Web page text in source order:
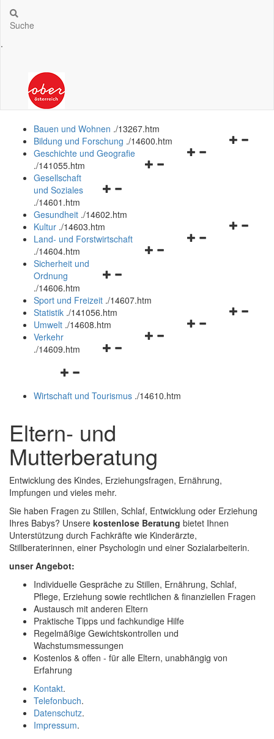
Suche
.
Bauen und Wohnen ./13267.htm
Navigationsmenü
Bildung und Forschung ./14600.htm
Navigationsmenü
Geschichte und Geografie
./141055.htm
Navigationsmenü
und
schließen
Gesellschaft
und Soziales
./14601.htm
Gesundheit ./14602.htm
Navigationsmenü
Kultur ./14603.htm
Navigationsmenü
Land- und Forstwirtschaft
./14604.htm
Navigationsmenü
und
schließen
Sicherheit und
Ordnung
./14606.htm
Sport und Freizeit ./14607.htm
Navigationsmenü
Statistik ./141056.htm
Navigationsmenü
Umwelt ./14608.htm
Navigationsmenü
Verkehr
./14609.htm
Navigationsmenü
und
Wirtschaft und Tourismus ./14610.htm
Eltern- und
Mutterberatung
Entwicklung des Kindes, Erziehungsfragen, Ernährung,
Impfungen und vieles mehr.
Sie haben Fragen zu Stillen, Schlaf, Entwicklung oder Erziehung
Ihres Babys? Unsere kostenlose Beratung bietet Ihnen
Unterstützung durch Fachkräfte wie Kinderärzte,
Stillberaterinnen, einer Psychologin und einer Sozialarbeiterin.
unser Angebot:
Individuelle Gespräche zu Stillen, Ernährung, Schlaf,
Pflege, Erziehung sowie rechtlichen & finanziellen Fragen
Austausch mit anderen Eltern
Praktische Tipps und fachkundige Hilfe
Regelmäßige Gewichtskontrollen und
Wachstumsmessungen
Kostenlos & offen - für alle Eltern, unabhängig von
Erfahrung
Kontakt.
Telefonbuch.
Datenschutz.
Impressum.